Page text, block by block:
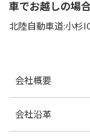
車でお越しの場
北陸自動車道:小杉
会社概要
会社沿革